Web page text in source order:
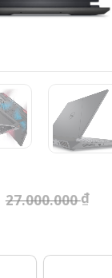
27.000.000₫